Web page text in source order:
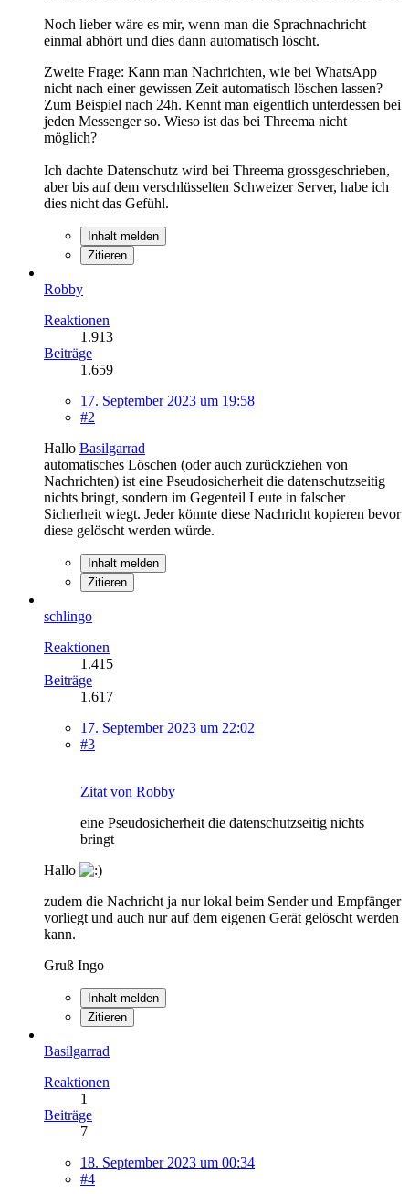
Noch lieber wäre es mir, wenn man die Sprachnachricht
einmal abhört und dies dann automatisch löscht.
Zweite Frage: Kann man Nachrichten, wie bei WhatsApp
nicht nach einer gewissen Zeit automatisch löschen lassen?
Zum Beispiel nach 24h. Kennt man eigentlich unterdessen bei
jeden Messenger so. Wieso ist das bei Threema nicht
möglich?
Ich dachte Datenschutz wird bei Threema grossgeschrieben,
aber bis auf dem verschlüsselten Schweizer Server, habe ich
dies nicht das Gefühl.
Inhalt melden
Zitieren
Robby
Reaktionen
1.913
Beiträge
1.659
17. September 2023 um 19:58
#2
Hallo Basilgarrad
automatisches Löschen (oder auch zurückziehen von
Nachrichten) ist eine Pseudosicherheit die datenschutzseitig
nichts bringt, sondern im Gegenteil Leute in falscher
Sicherheit wiegt. Jeder könnte diese Nachricht kopieren bevor
diese gelöscht werden würde.
Inhalt melden
Zitieren
schlingo
Reaktionen
1.415
Beiträge
1.617
17. September 2023 um 22:02
#3
Zitat von Robby
eine Pseudosicherheit die datenschutzseitig nichts
bringt
Hallo
zudem die Nachricht ja nur lokal beim Sender und Empfänger
vorliegt und auch nur auf dem eigenen Gerät gelöscht werden
kann.
Gruß Ingo
Inhalt melden
Zitieren
Basilgarrad
Reaktionen
1
Beiträge
7
18. September 2023 um 00:34
#4